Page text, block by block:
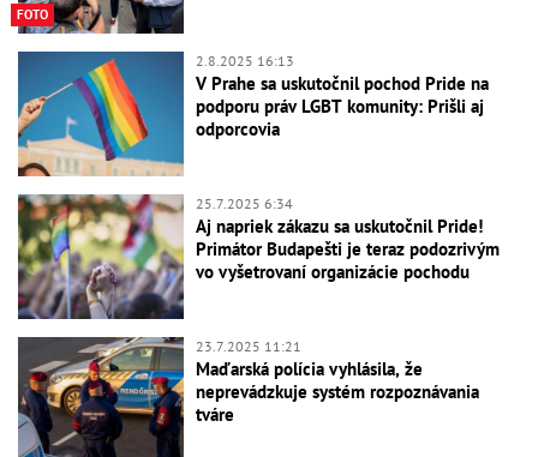
FOTO
2.8.2025 16:13
V Prahe sa uskutočnil pochod Pride na
podporu práv LGBT komunity: Prišli aj
odporcovia
25.7.2025 6:34
Aj napriek zákazu sa uskutočnil Pride!
Primátor Budapešti je teraz podozrivým
vo vyšetrovaní organizácie pochodu
23.7.2025 11:21
Maďarská polícia vyhlásila, že
neprevádzkuje systém rozpoznávania
tváre